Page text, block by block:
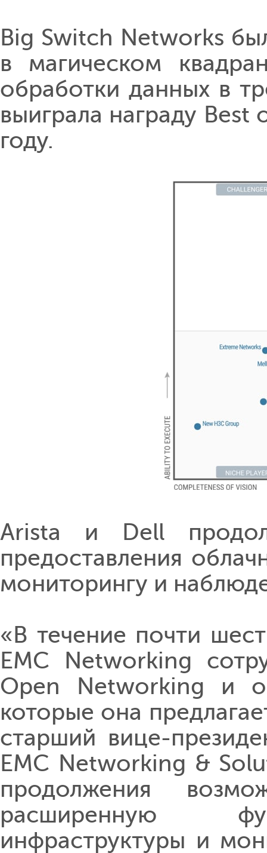
Big Switch Networks
в магическом
обработки данных в
выиграла награду
году.
Arista и Dell
предоставления
мониторингу и
«В течение почти
EMC Networking
Open Networking и
которые она
старший вице-
EMC Networking &
продолжения
расширенную
инфраструктуры и